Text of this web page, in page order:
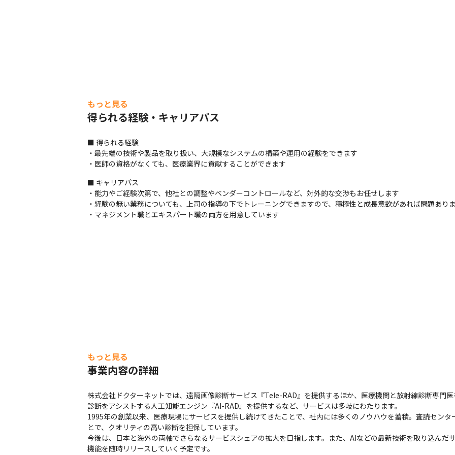
もっと見る
得られる経験・キャリアパス
■ 得られる経験
・最先端の技術や製品を取り扱い、大規模なシステムの構築や運用の経験をできます
・医師の資格がなくても、医療業界に貢献することができます
■ キャリアパス
・能力やご経験次第で、他社との調整やベンダーコントロールなど、対外的な交渉もお任せします
・経験の無い業務についても、上司の指導の下でトレーニングできますので、積極性と成長意欲があれば問題あり
・マネジメント職とエキスパート職の両方を用意しています
もっと見る
事業内容の詳細
株式会社ドクターネットでは、遠隔画像診断サービス『Tele-RAD』を提供するほか、医療機関と放射線診断専門
診断をアシストする人工知能エンジン『AI-RAD』を提供するなど、サービスは多岐にわたります。
1995年の創業以来、医療現場にサービスを提供し続けてきたことで、社内には多くのノウハウを蓄積。査読セン
とで、クオリティの高い診断を担保しています。
今後は、日本と海外の両軸でさらなるサービスシェアの拡大を目指します。また、AIなどの最新技術を取り込んだ
機能を随時リリースしていく予定です。